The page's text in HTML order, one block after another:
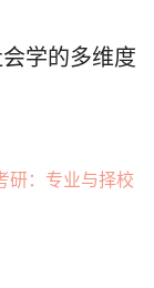
学的多维度